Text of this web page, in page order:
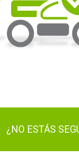
¿NO ESTÁS